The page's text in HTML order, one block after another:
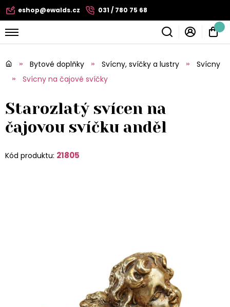
eshop@ewalds.cz 031 / 780 75 68
Bytové doplňky Svícny, svíčky a lustry
Svícny
Svícny na čajové svíčky
Starozlatý svícen na
čajovou svíčku anděl
Kód produktu: 21805